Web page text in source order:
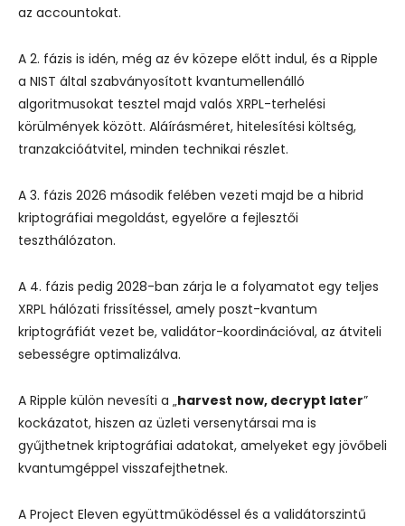
az accountokat.
A 2. fázis is idén, még az év közepe előtt indul, és a Ripple
a NIST által szabványosított kvantumellenálló
algoritmusokat tesztel majd valós XRPL-terhelési
körülmények között. Aláírásméret, hitelesítési költség,
tranzakcióátvitel, minden technikai részlet.
A 3. fázis 2026 második felében vezeti majd be a hibrid
kriptográfiai megoldást, egyelőre a fejlesztői
teszthálózaton.
A 4. fázis pedig 2028-ban zárja le a folyamatot egy teljes
XRPL hálózati frissítéssel, amely poszt-kvantum
kriptográfiát vezet be, validátor-koordinációval, az átviteli
sebességre optimalizálva.
A Ripple külön nevesíti a „harvest now, decrypt later”
kockázatot, hiszen az üzleti versenytársai ma is
gyűjthetnek kriptográfiai adatokat, amelyeket egy jövőbeli
kvantumgéppel visszafejthetnek.
A Project Eleven együttműködéssel és a validátorszintű